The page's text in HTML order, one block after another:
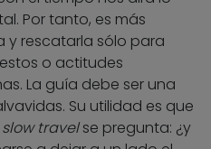
Por tanto, es más
y rescatarla sólo para
o actitudes
La guía debe ser una
Su utilidad es que
slow travelse pregunta: ¿y